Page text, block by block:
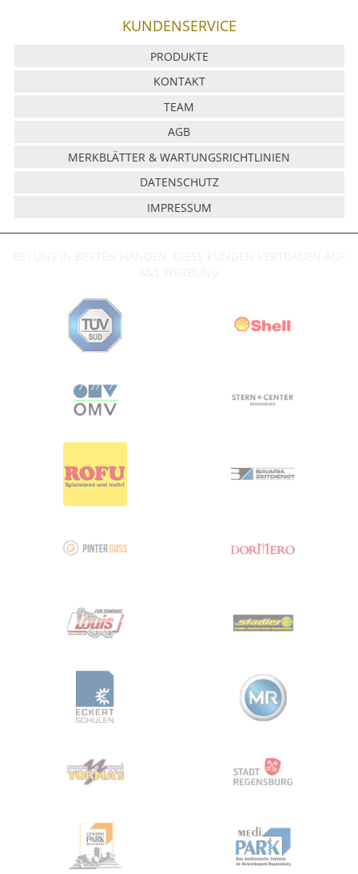
KUNDENSERVICE
PRODUKTE
KONTAKT
TEAM
AGB
MERKBLÄTTER & WARTUNGSRICHTLINIEN
DATENSCHUTZ
IMPRESSUM